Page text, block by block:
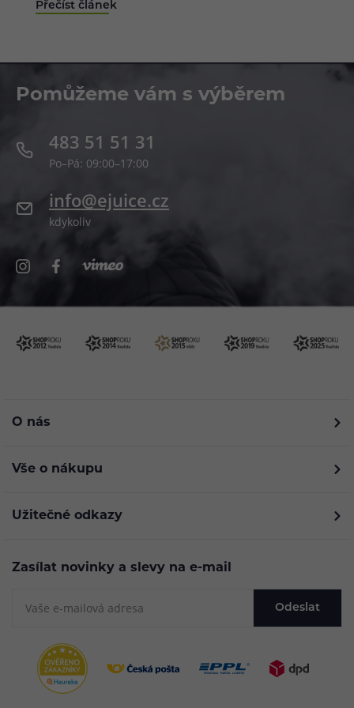
zbytečně zkomplikovat. Od přehřáté baterie přes
Přečíst článek
Pomůžeme vám s výběrem
483 51 51 31
Po–Pá: 09:00–17:00
info@ejuice.cz
kdykoliv
O nás
Vše o nákupu
Užitečné odkazy
Zasílat novinky a slevy na e-mail
Odeslat